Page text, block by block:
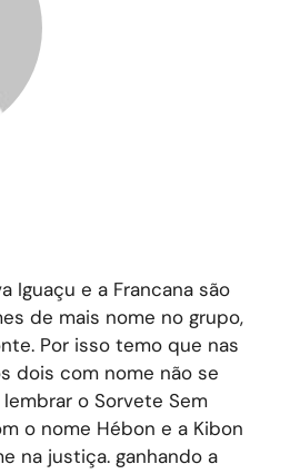
Iguaçu e a Francana são
de mais nome no grupo,
Por isso temo que nas
dois com nome não se
o Sorvete Sem
o nome Hébon e a Kibon
na justiça. ganhando a